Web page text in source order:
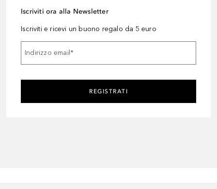
Iscriviti ora alla Newsletter
Iscriviti e ricevi un buono regalo da 5 euro
Indirizzo email*
REGISTRATI